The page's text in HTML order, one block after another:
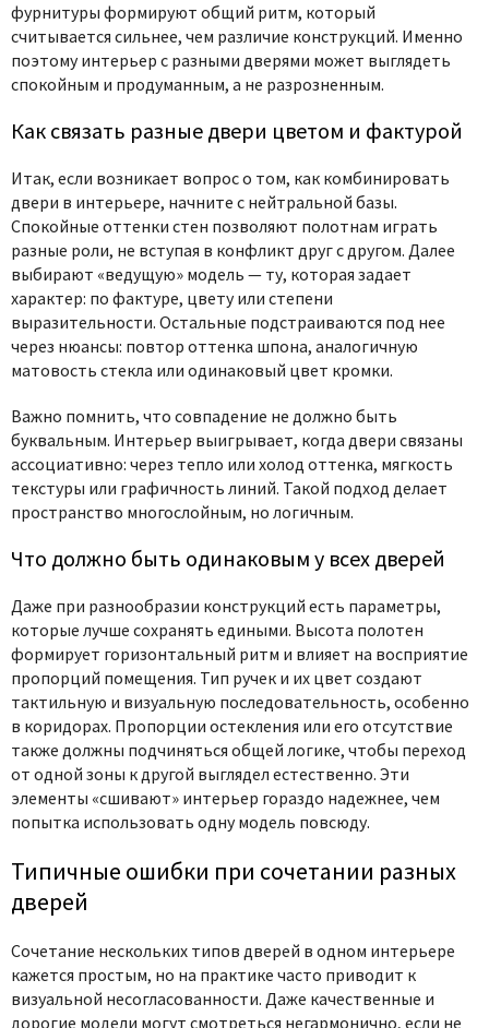
фурнитуры формируют общий ритм, который
считывается сильнее, чем различие конструкций. Именно
поэтомуинтерьер с разными дверями может выглядеть
спокойным и продуманным, а не разрозненным.
Как связать разные двери цветом и фактурой
Итак, если возникает вопрос о том, как комбинировать
двери в интерьере, начните с нейтральной базы.
Спокойные оттенки стен позволяют полотнам играть
разные роли, не вступая в конфликт друг с другом. Далее
выбирают «ведущую» модель — ту, которая задает
характер: по фактуре, цвету или степени
выразительности. Остальные подстраиваются под нее
через нюансы: повтор оттенка шпона, аналогичную
матовость стекла или одинаковый цвет кромки.
Важно помнить, что совпадение не должно быть
буквальным. Интерьер выигрывает, когда двери связаны
ассоциативно: через тепло или холод оттенка, мягкость
текстуры или графичность линий. Такой подход делает
пространство многослойным, но логичным.
Что должно быть одинаковым у всех дверей
Даже при разнообразии конструкций есть параметры,
которые лучше сохранять едиными. Высота полотен
формирует горизонтальный ритм и влияет на восприятие
пропорций помещения. Тип ручек и их цвет создают
тактильную и визуальную последовательность, особенно
в коридорах. Пропорции остекления или его отсутствие
также должны подчиняться общей логике, чтобы переход
от одной зоны к другой выглядел естественно. Эти
элементы «сшивают» интерьер гораздо надежнее, чем
попытка использовать одну модель повсюду.
Типичные ошибки при сочетании разных
дверей
Сочетание нескольких типов дверей в одном интерьере
кажется простым, но на практике часто приводит к
визуальной несогласованности. Даже качественные и
дорогие модели могут смотреться негармонично, если не